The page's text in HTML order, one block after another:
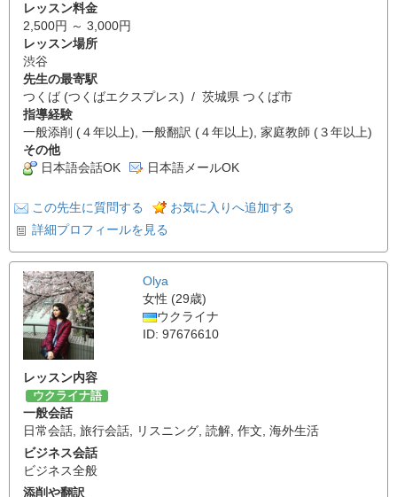
レッスン料金
2,500円 ～ 3,000円
レッスン場所
渋谷
先生の最寄駅
つくば (つくばエクスプレス) / 茨城県 つくば市
指導経験
一般添削 (４年以上), 一般翻訳 (４年以上), 家庭教師 (３年以上)
その他
日本語会話OK
日本語メールOK
この先生に質問する
お気に入りへ追加する
詳細プロフィールを見る
Olya
女性 (29歳)
ウクライナ
ID: 97676610
レッスン内容
ウクライナ語
一般会話
日常会話 旅行会話 リスニング 読解 作文 海外生活
ビジネス会話
ビジネス全般
添削や翻訳